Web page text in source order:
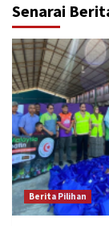
Senarai
Berita Pilihan